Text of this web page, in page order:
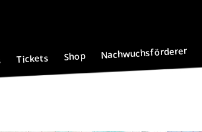
Tickets Shop Nachwuchsförderer